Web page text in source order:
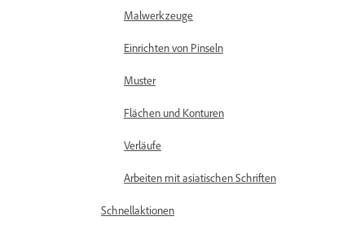
Malwerkzeuge
Einrichten von Pinseln
Muster
Flächen und Konturen
Verläufe
Arbeiten mit asiatischen Schriften
Schnellaktionen